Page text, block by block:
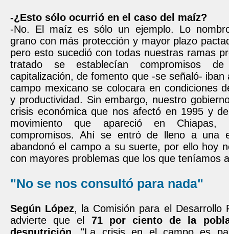
-¿Esto sólo ocurrió en el caso del maíz?
-No. El maíz es sólo un ejemplo. Lo
grano con más protección y mayor plazo
pero esto sucedió con todas nuestras ramas
tratado se establecían compromisos
capitalización, de fomento que -se señaló- iban
campo mexicano se colocara en condiciones
y productividad. Sin embargo, nuestro
crisis económica que nos afectó en 1995 y
movimiento que apareció en Chiapas,
compromisos. Ahí se entró de lleno a una
abandonó el campo a su suerte, por ello hoy
con mayores problemas que los que teníamos
"No se nos consultó para nada"
Según López, la Comisión para el Desarrollo
advierte que el 71 por ciento de la